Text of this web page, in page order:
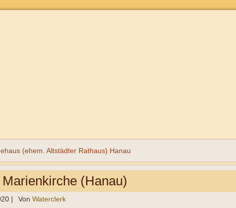
(ehem. Altstädter Rathaus) Hanau
(Hanau)
| Von Waterclerk